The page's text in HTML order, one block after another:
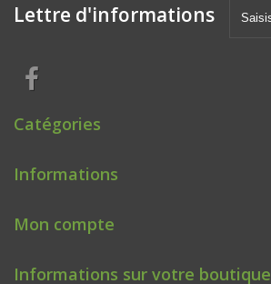
Lettre d'informations
Catégories
Informations
Mon compte
Informations sur votre boutique